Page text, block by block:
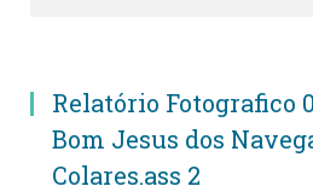
Relatório Fotografico
Bom Jesus dos
Colares.ass 2